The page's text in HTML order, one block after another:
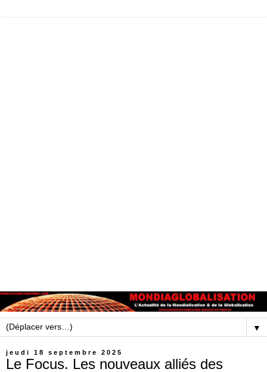
▼
jeudi 18 septembre 2025
Le Focus. Les nouveaux alliés des